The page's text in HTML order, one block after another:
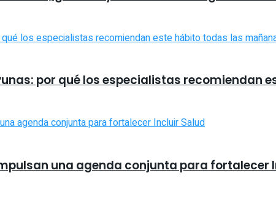
por qué los especialistas recomiendan
una agenda conjunta para fortalecer